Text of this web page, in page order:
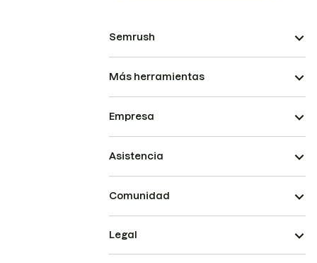
Semrush
Más herramientas
Empresa
Asistencia
Comunidad
Legal